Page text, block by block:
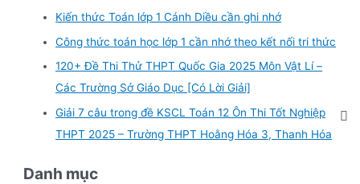
Kiến thức Toán lớp 1 Cánh Diều cần ghi nhớ
Công thức toán học lớp 1 cần nhớ theo kết nối tri thức
120+ Đề Thi Thử THPT Quốc Gia 2025 Môn Vật Lí –
Các Trường Sở Giáo Dục [Có Lời Giải]
Giải 7 câu trong đề KSCL Toán 12 Ôn Thi Tốt Nghiệp
THPT 2025 – Trường THPT Hoằng Hóa 3, Thanh Hóa
Danh mục